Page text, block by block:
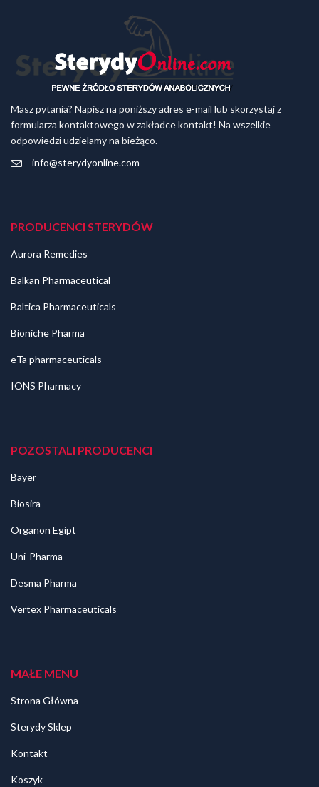
Masz pytania? Napisz na poniższy adres e-mail lub skorzystaj z
formularza kontaktowego w zakładce kontakt! Na wszelkie
odpowiedzi udzielamy na bieżąco.
info@sterydyonline.com
PRODUCENCI STERYDÓW
Aurora Remedies
Balkan Pharmaceutical
Baltica Pharmaceuticals
Bioniche Pharma
eTa pharmaceuticals
IONS Pharmacy
POZOSTALI PRODUCENCI
Bayer
Biosira
Organon Egipt
Uni-Pharma
Desma Pharma
Vertex Pharmaceuticals
MAŁE MENU
Strona Główna
Sterydy Sklep
Kontakt
Koszyk